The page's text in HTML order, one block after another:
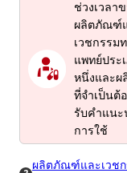
ช่วงเวลา
ผลิตภัณฑ์
เวชกรรม
แพทย์ประ
หนึ่งและ
ที่จำเป็นต้
รับคำแนะ
การใช้
ผลิตภัณฑ์และเวชก